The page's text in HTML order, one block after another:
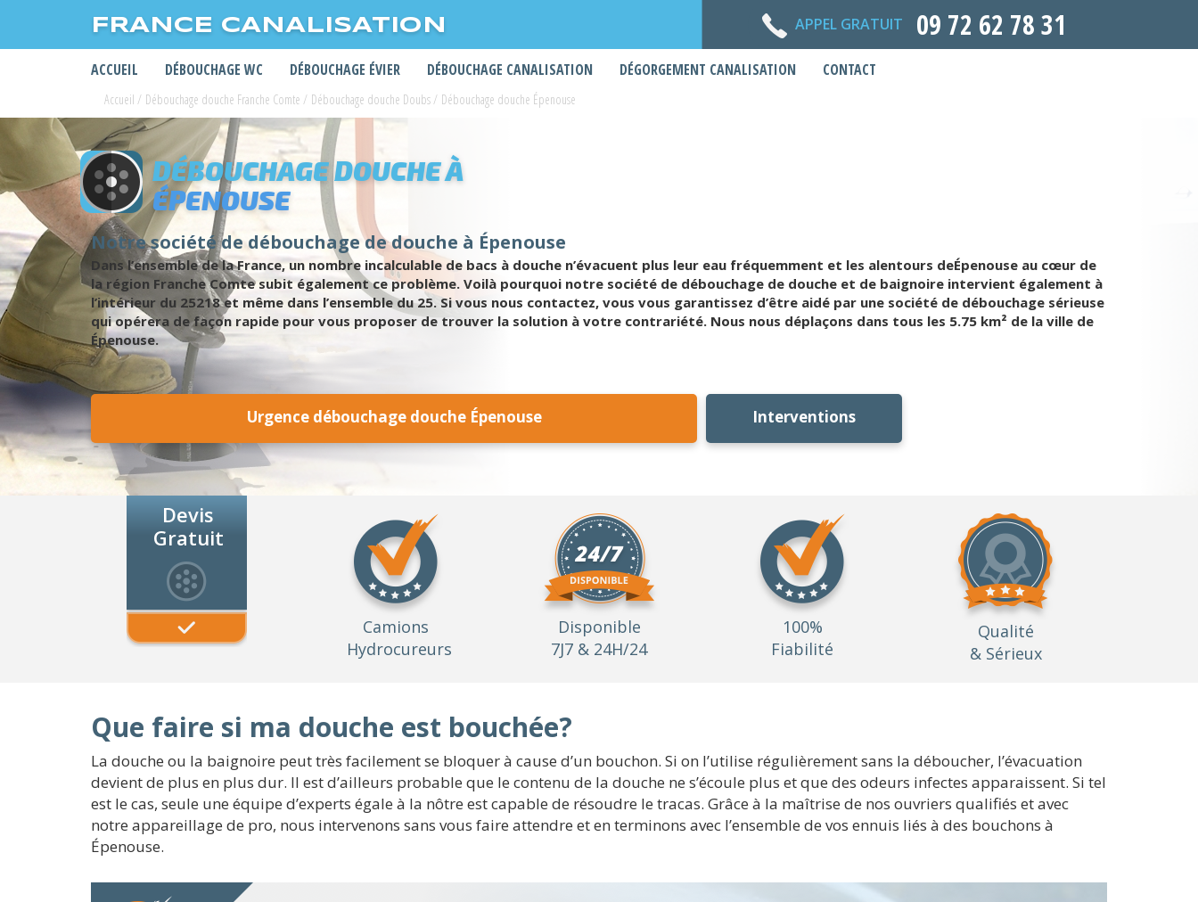
FRANCE CANALISATION APPEL GRATUIT 09 72 62 78 31
ACCUEIL DÉBOUCHAGE WC DÉBOUCHAGE ÉVIER DÉBOUCHAGE CANALISATION DÉGORGEMENT CANALISATION CONTACT
Accueil / Débouchage douche Franche Comte / Débouchage douche Doubs/ Débouchage douche Épenouse
DÉBOUCHAGE DOUCHE À
ÉPENOUSE
Notre société de débouchage de douche à Épenouse
Dans l’ensemble de la France, un nombre incalculable de bacs à douche n’évacuent plus leur eau fréquemment et les alentours deÉpenouse au cœur de
la région Franche Comte subit également ce problème. Voilà pourquoi notre société de débouchage de douche et de baignoire intervient également à
l’intérieur du 25218 et même dans l’ensemble du 25. Si vous nous contactez, vous vous garantissez d’être aidé par une société de débouchage sérieuse
qui opérera de façon rapide pour vous proposer de trouver la solution à votre contrariété. Nous nous déplaçons dans tous les 5.75 km² de la ville de
Épenouse.
Urgence débouchage douche Épenouse Interventions
Devis
Gratuit
Camions
Hydrocureurs
Disponible
7J7 & 24H/24
100%
Fiabilité
Qualité
& Sérieux
Que faire si ma douche est bouchée?
La douche ou la baignoire peut très facilement se bloquer à cause d’un bouchon. Si on l’utilise régulièrement sans la déboucher, l’évacuation
devient de plus en plus dur. Il est d’ailleurs probable que le contenu de la douche ne s’écoule plus et que des odeurs infectes apparaissent. Si tel
est le cas, seule une équipe d’experts égale à la nôtre est capable de résoudre le tracas. Grâce à la maîtrise de nos ouvriers qualifiés et avec
notre appareillage de pro, nous intervenons sans vous faire attendre et en terminons avec l’ensemble de vos ennuis liés à des bouchons à
Épenouse.